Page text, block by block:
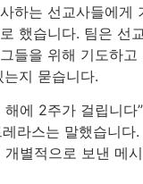
하는 선교사들에게
했습니다. 팀은 선
들을 위해 기도하고
지 묻습니다.
에 2주가 걸립니다
라스는 말했습니다.
별적으로 보낸 메